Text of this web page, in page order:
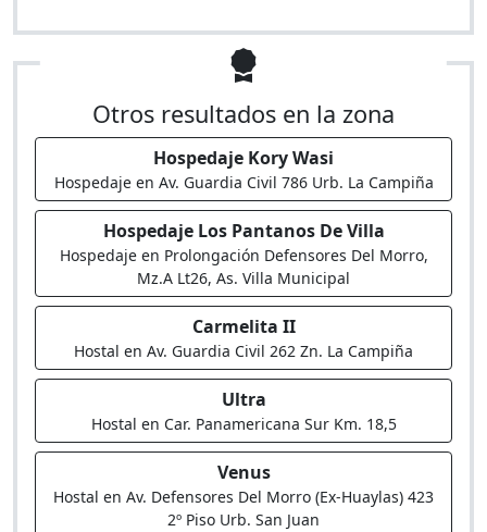
Otros resultados en la zona
Hospedaje Kory Wasi
Hospedaje en Av. Guardia Civil 786 Urb. La Campiña
Hospedaje Los Pantanos De Villa
Hospedaje en Prolongación Defensores Del Morro,
Mz.A Lt26, As. Villa Municipal
Carmelita II
Hostal en Av. Guardia Civil 262 Zn. La Campiña
Ultra
Hostal en Car. Panamericana Sur Km. 18,5
Venus
Hostal en Av. Defensores Del Morro (Ex-Huaylas) 423
2º Piso Urb. San Juan